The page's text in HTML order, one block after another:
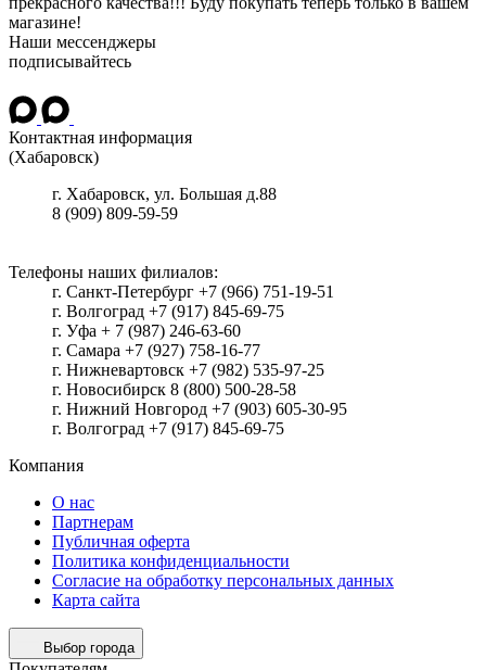
магазине!
Наши мессенджеры
подписывайтесь
Контактная информация
(Хабаровск)
г. Хабаровск, ул. Большая д.88
8 (909) 809-59-59
Телефоны наших филиалов:
г. Санкт-Петербург +7 (966) 751-19-51
г. Волгоград +7 (917) 845-69-75
г. Уфа + 7 (987) 246-63-60
г. Самара +7 (927) 758-16-77
г. Нижневартовск +7 (982) 535-97-25
г. Новосибирск 8 (800) 500-28-58
г. Нижний Новгород +7 (903) 605-30-95
г. Волгоград +7 (917) 845-69-75
Компания
О нас
Партнерам
Публичная оферта
Политика конфиденциальности
Согласие на обработку персональных данных
Карта сайта
Выбор города